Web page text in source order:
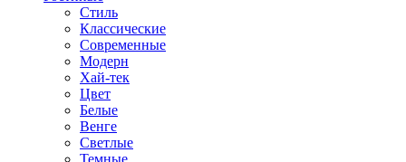
Стиль
Классические
Современные
Модерн
Хай-тек
Цвет
Белые
Венге
Светлые
Темные